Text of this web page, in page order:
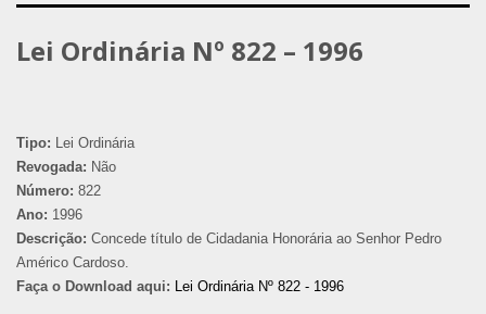
Lei Ordinária Nº 822 – 1996
Tipo: Lei Ordinária
Revogada: Não
Número: 822
Ano: 1996
Descrição: Concede título de Cidadania Honorária ao Senhor Pedro
Américo Cardoso.
Faça o Download aqui: Lei Ordinária Nº 822 - 1996